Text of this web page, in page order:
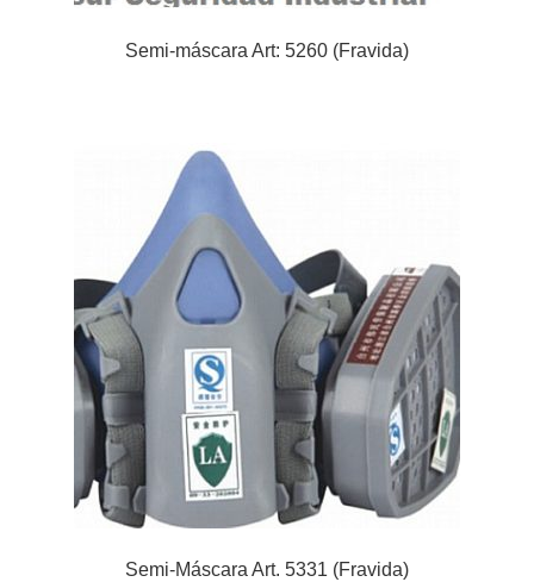
Semi-máscara Art: 5260 (Fravida)
Semi-Máscara Art. 5331 (Fravida)